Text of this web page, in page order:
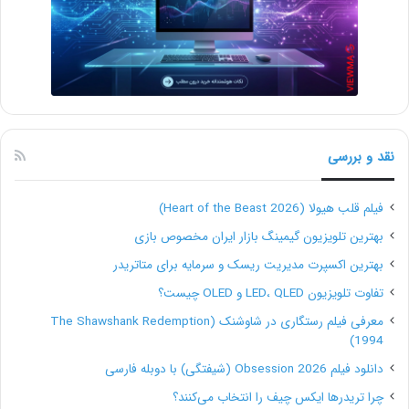
۸. ابزارهای بازنویسی محتوا و سئو
سرویس‌هایی که محتوای بازنویسی‌شده برای لینک‌سازی
می‌تواند مقالات کامل، منحصربه‌فرد و بهینه تولید کند.
پرامپت جایگزین:
«یک مقاله ۱۵۰۰ کلمه‌ای درباره ‘بهترین لپ‌تاپ‌های اقتصادی
۲۰۲۵’ بنویس که برای این کلیدواژه بهینه‌سازی شده باشد.
شامل زیرعنوان‌ها و یک راهنمای خرید باشد.»
نقد و بررسی
فیلم قلب هیولا (Heart of the Beast 2026)
بهترین تلویزیون گیمینگ بازار ایران مخصوص بازی
بهترین اکسپرت مدیریت ریسک و سرمایه برای متاتریدر
تفاوت تلویزیون LED، QLED و OLED چیست؟
معرفی فیلم رستگاری در شاوشنک (The Shawshank Redemption
1994)
دانلود فیلم Obsession 2026 (شیفتگی) با دوبله فارسی
چرا تریدرها ایکس چیف را انتخاب می‌کنند؟